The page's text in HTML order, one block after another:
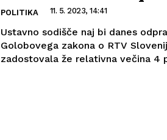
POLITIKA 11. 5. 2023, 14:41
Ustavno sodišče naj bi danes
Golobovega zakona o RTV
zadostovala že relativna večina 4